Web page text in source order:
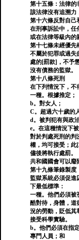
第十五條：法律的
該法律沒有追溯力
第十六條反對自己
在刑事訴訟中，任
或在法律等級內的
第十七條未經優先
不屬於犯罪或過失
處的[罰款]，不予懲
沒有債務的監獄。
第十八條死刑
在下列情況下，不
一種。根據推定；
b。對女人；
C。超過六十歲的
d。被判犯有與政
e。在這種情況下
對於判處死刑的判
權，均可接受；此
儘後將執行處罰。
共和國國會可以廢
第十九條筆錄製度
監獄系統必須促進
下最低標準：
一種。他們必須被
酷對待，身體，道
況的勞動，貶低其
接受科學實驗。
b。他們必須在指
專門人員；和